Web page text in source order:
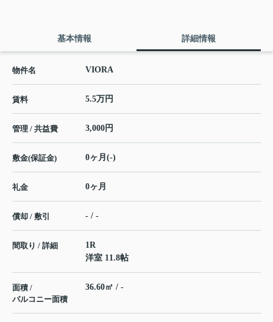
基本情報 詳細情報
物件名 VIORA
賃料 5.5万円
管理 / 共益費 3,000円
敷金(保証金) 0ヶ月(-)
礼金 0ヶ月
償却 / 敷引 - / -
間取り / 詳細
1R
洋室 11.8帖
面積 /
バルコニー面積
36.60㎡ / -